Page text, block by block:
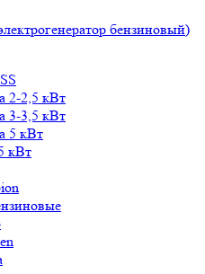
бензиновый)
2-2,5 кВт
3-3,5 кВт
5 кВт
кВт